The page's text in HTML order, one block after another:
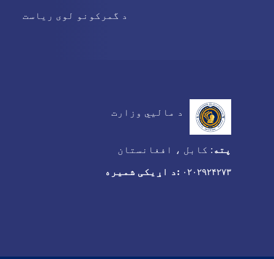
د گمرکونو لوی ریاست
د مالیي وزارت
پته : کابل ، افغانستان
۰۲۰۲۹۲۴۲۷۳ :د اړیکی شمیره